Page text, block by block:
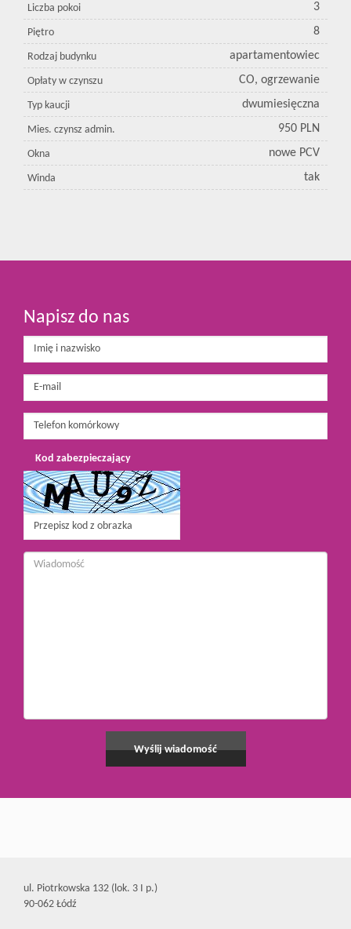
Liczba pokoi 3
Piętro 8
Rodzaj budynku apartamentowiec
Opłaty w czynszu CO, ogrzewanie
Typ kaucji dwumiesięczna
Mies. czynsz admin. 950 PLN
Okna nowe PCV
Winda tak
Napisz do nas
Kod zabezpieczający
ul. Piotrkowska 132 (lok. 3 I p.)
90-062 Łódź